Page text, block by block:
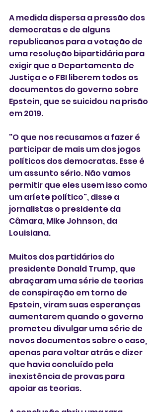
A medida dispersa a pressão dos
democratas e de alguns
republicanos para a votação de
uma resolução bipartidária para
exigir que o Departamento de
Justiça e o FBI liberem todos os
documentos do governo sobre
Epstein, que se suicidou na prisão
em 2019.
"O que nos recusamos a fazer é
participar de mais um dos jogos
políticos dos democratas. Esse é
um assunto sério. Não vamos
permitir que eles usem isso como
um aríete político", disse a
jornalistas o presidente da
Câmara, Mike Johnson, da
Louisiana.
Muitos dos partidários do
presidente Donald Trump, que
abraçaram uma série de teorias
de conspiração em torno de
Epstein, viram suas esperanças
aumentarem quando o governo
prometeu divulgar uma série de
novos documentos sobre o caso,
apenas para voltar atrás e dizer
que havia concluído pela
inexistência de provas para
apoiar as teorias.